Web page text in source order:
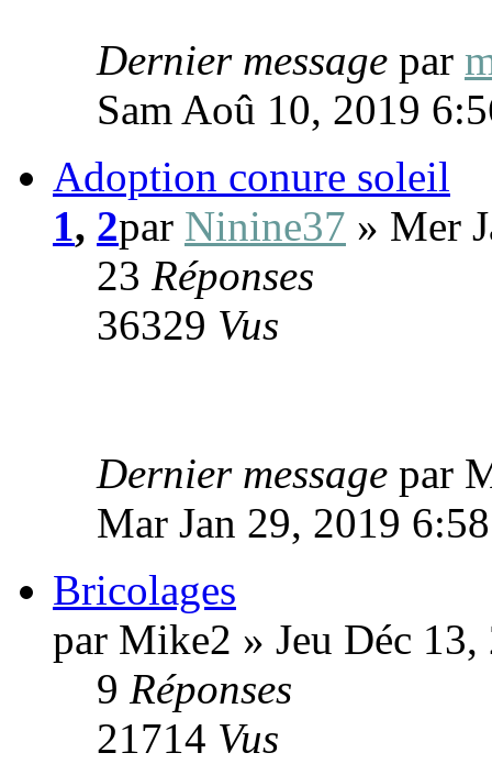
Dernier message par
Sam Aoû 10, 2019
Adoption conure soleil
1, 2par Ninine37 » Mer
23 Réponses
36329 Vus
Dernier message par
Mar Jan 29, 2019
Bricolages
par Mike2 » Jeu Déc
9 Réponses
21714 Vus